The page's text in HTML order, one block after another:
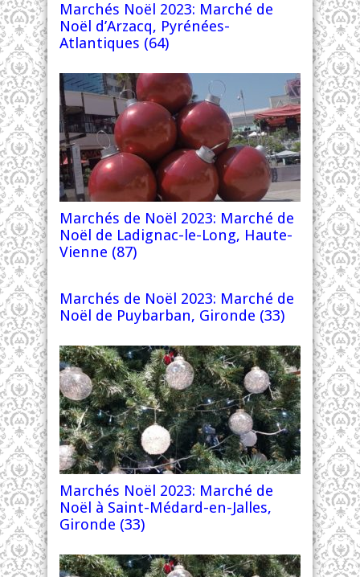
Marchés Noël 2023: Marché de
Noël d’Arzacq, Pyrénées-
Atlantiques (64)
Marchés de Noël 2023: Marché de
Noël de Ladignac-le-Long, Haute-
Vienne (87)
Marchés de Noël 2023: Marché de
Noël de Puybarban, Gironde (33)
Marchés Noël 2023: Marché de
Noël à Saint-Médard-en-Jalles,
Gironde (33)